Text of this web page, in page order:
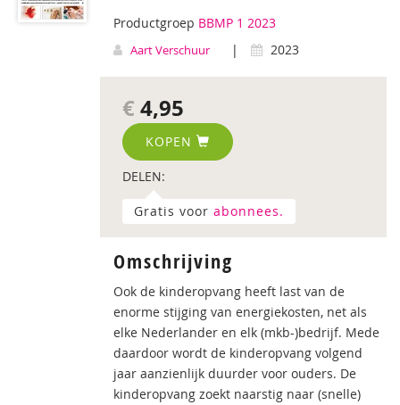
Productgroep BBMP 1 2023
Aart Verschuur | 2023
€ 4,95
KOPEN
DELEN:
Gratis voor abonnees.
Omschrijving
Ook de kinderopvang heeft last van de
enorme stijging van energiekosten, net als
elke Nederlander en elk (mkb-)bedrijf. Mede
daardoor wordt de kinderopvang volgend
jaar aanzienlijk duurder voor ouders. De
kinderopvang zoekt naarstig naar (snelle)